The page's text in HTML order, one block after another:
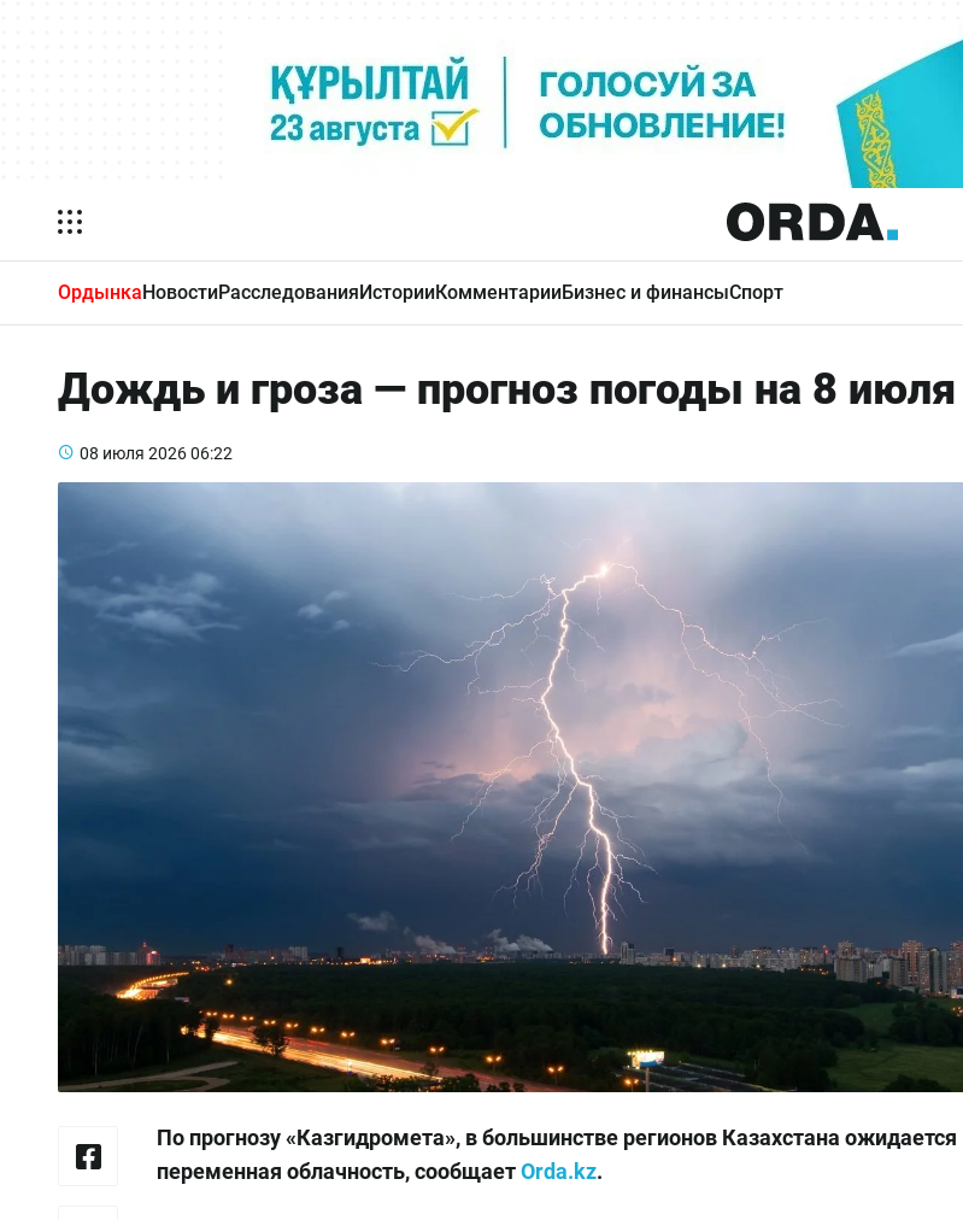
ОрдынкаНовостиРасследованияИсторииКомментарииБизнес и финансыСпорт
Дождь и гроза — прогноз погоды на 8 июля
08 июля 202606:22
По прогнозу «Казгидромета», в большинстве регионов Казахстана ожидается
переменная облачность, сообщаетOrda.kz.